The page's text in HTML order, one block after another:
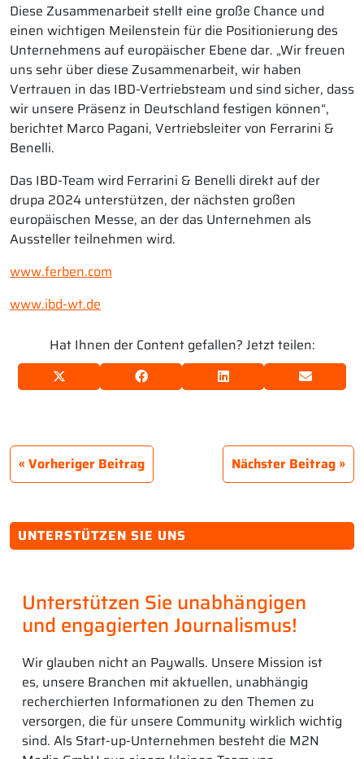
Diese Zusammenarbeit stellt eine große Chance und
einen wichtigen Meilenstein für die Positionierung des
Unternehmens auf europäischer Ebene dar. „Wir freuen
uns sehr über diese Zusammenarbeit, wir haben
Vertrauen in das IBD-Vertriebsteam und sind sicher, dass
wir unsere Präsenz in Deutschland festigen können“,
berichtet Marco Pagani, Vertriebsleiter von Ferrarini &
Benelli.
Das IBD-Team wird Ferrarini & Benelli direkt auf der
drupa 2024 unterstützen, der nächsten großen
europäischen Messe, an der das Unternehmen als
Aussteller teilnehmen wird.
www.ferben.com
www.ibd-wt.de
Hat Ihnen der Content gefallen? Jetzt teilen:
Vorheriger Beitrag Nächster Beitrag
UNTERSTÜTZEN SIE UNS
Unterstützen Sie unabhängigen
und engagierten Journalismus!
Wir glauben nicht an Paywalls. Unsere Mission ist
es, unsere Branchen mit aktuellen, unabhängig
recherchierten Informationen zu den Themen zu
versorgen, die für unsere Community wirklich wichtig
sind. Als Start-up-Unternehmen besteht die M2N